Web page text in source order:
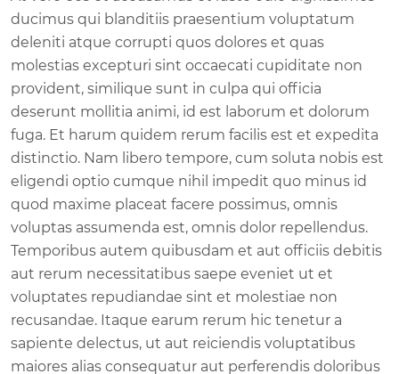
ducimus qui blanditiis praesentium voluptatum
deleniti atque corrupti quos dolores et quas
molestias excepturi sint occaecati cupiditate non
provident, similique sunt in culpa qui officia
deserunt mollitia animi, id est laborum et dolorum
fuga. Et harum quidem rerum facilis est et expedita
distinctio. Nam libero tempore, cum soluta nobis est
eligendi optio cumque nihil impedit quo minus id
quod maxime placeat facere possimus, omnis
voluptas assumenda est, omnis dolor repellendus.
Temporibus autem quibusdam et aut officiis debitis
aut rerum necessitatibus saepe eveniet ut et
voluptates repudiandae sint et molestiae non
recusandae. Itaque earum rerum hic tenetur a
sapiente delectus, ut aut reiciendis voluptatibus
maiores alias consequatur aut perferendis doloribus